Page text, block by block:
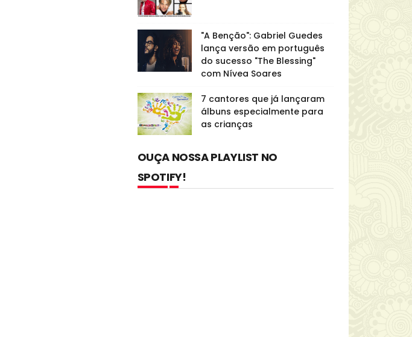
"A Benção": Gabriel Guedes
lança versão em português
do sucesso "The Blessing"
com Nívea Soares
7 cantores que já lançaram
álbuns especialmente para
as crianças
OUÇA NOSSA PLAYLIST NO
SPOTIFY!